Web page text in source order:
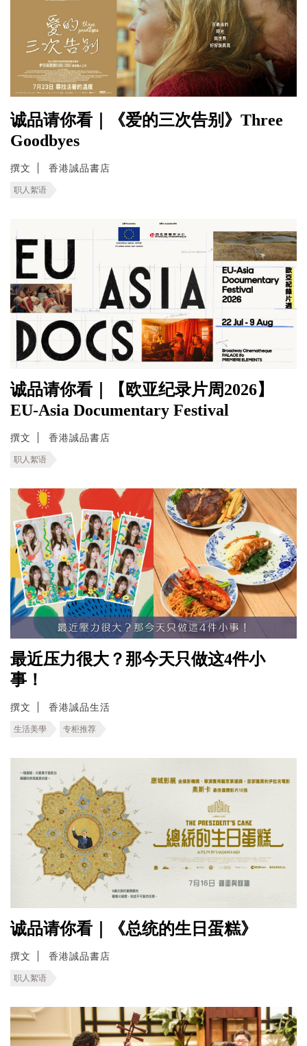
诚品请你看｜《爱的三次告别》Three
Goodbyes
撰文 香港誠品書店
职人絮语
诚品请你看｜【欧亚纪录片周2026】
EU-Asia Documentary Festival
撰文 香港誠品書店
职人絮语
最近压力很大？那今天只做这4件小
事！
撰文 香港誠品生活
生活美學 专柜推荐
诚品请你看｜《总统的生日蛋糕》
撰文 香港誠品書店
职人絮语